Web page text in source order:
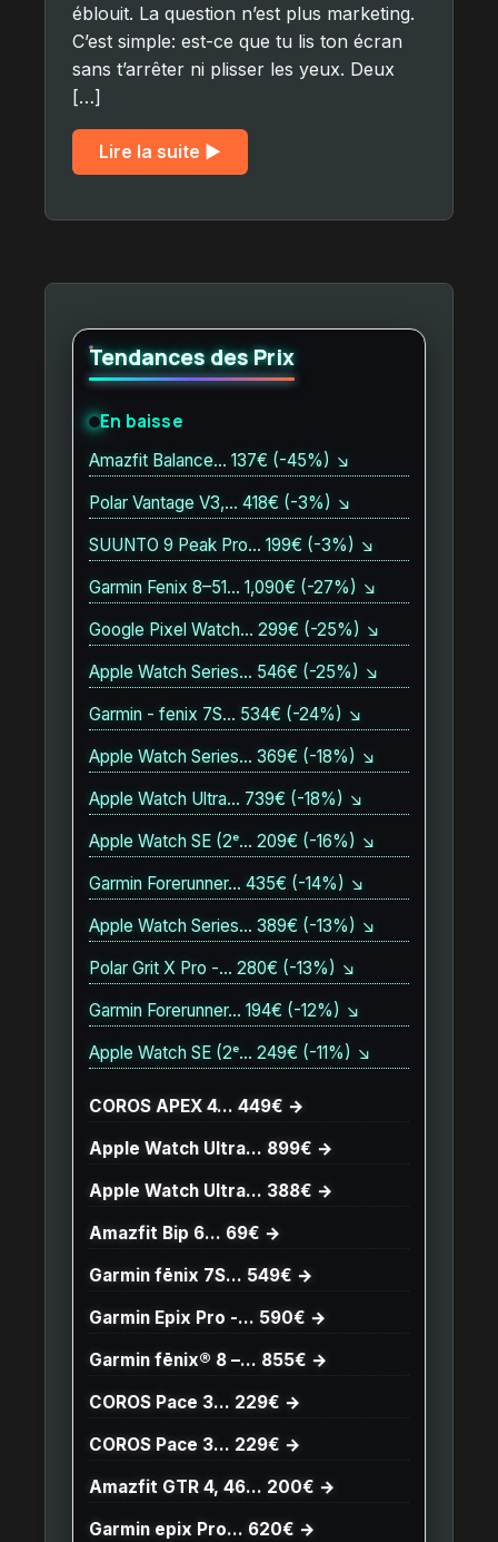
éblouit. La question n’est plus marketing.
C’est simple: est-ce que tu lis ton écran
sans t’arrêter ni plisser les yeux. Deux
[…]
Lire la suite ▶︎
Tendances des Prix
En baisse
Amazfit Balance… 137€ (-45%) ↘
Polar Vantage V3,… 418€ (-3%) ↘
SUUNTO 9 Peak Pro… 199€ (-3%) ↘
Garmin Fenix 8–51… 1,090€ (-27%) ↘
Google Pixel Watch… 299€ (-25%) ↘
Apple Watch Series… 546€ (-25%) ↘
Garmin - fenix 7S… 534€ (-24%) ↘
Apple Watch Series… 369€ (-18%) ↘
Apple Watch Ultra… 739€ (-18%) ↘
Apple Watch SE (2ᵉ… 209€ (-16%) ↘
Garmin Forerunner… 435€ (-14%) ↘
Apple Watch Series… 389€ (-13%) ↘
Polar Grit X Pro -… 280€ (-13%) ↘
Garmin Forerunner… 194€ (-12%) ↘
Apple Watch SE (2ᵉ… 249€ (-11%) ↘
COROS APEX 4… 449€ →
Apple Watch Ultra… 899€ →
Apple Watch Ultra… 388€ →
Amazfit Bip 6… 69€ →
Garmin fēnix 7S… 549€ →
Garmin Epix Pro -… 590€ →
Garmin fēnix® 8 –… 855€ →
COROS Pace 3… 229€ →
COROS Pace 3… 229€ →
Amazfit GTR 4, 46… 200€ →
Garmin epix Pro… 620€ →